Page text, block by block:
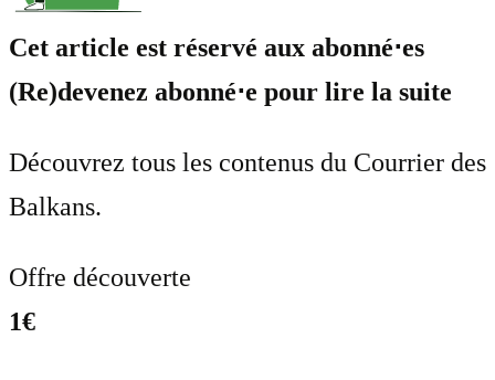
Cet article est réservé aux abonné⋅es
(Re)devenez abonné⋅e pour lire la suite
Découvrez tous les contenus du Courrier des
Balkans.
Offre découverte
1€